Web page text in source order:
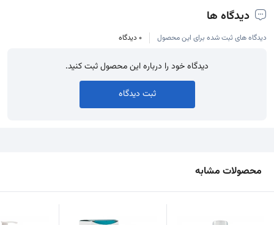
دیدگاه ها
دیدگاه های ثبت شده برای این محصول 0 دیدگاه
دیدگاه خود را درباره این محصول ثبت کنید.
ثبت دیدگاه
محصولات مشابه